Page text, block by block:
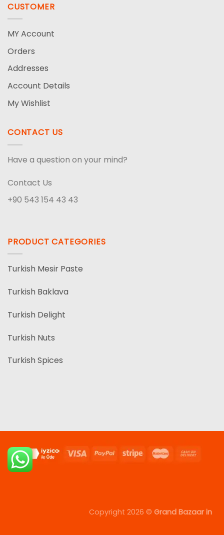
CUSTOMER
MY Account
Orders
Addresses
Account Details
My Wishlist
CONTACT US
Have a question on your mind?
Contact Us
+90 543 154 43 43
PRODUCT CATEGORIES
Turkish Mesir Paste
Turkish Baklava
Turkish Delight
Turkish Nuts
Turkish Spices
Copyright 2026 © Grand Bazaar in